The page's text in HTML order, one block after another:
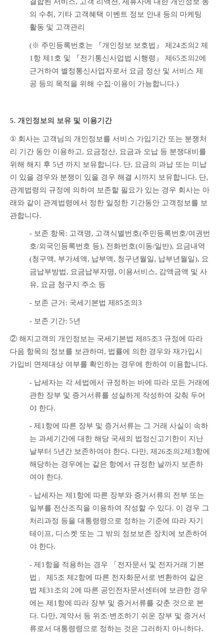
의 수취, 기타 고객혜택 이벤트 정보 안내 등의 마케팅
활동 및 고객관리
(※ 주민등록번호는 『개인정보 보호법』 제24조의2 제
1항 제1호 및 『전기통신사업법 시행령』 제65조의2에
근거하여 별정통신사업자로서 요금 정산 및 서비스 제
공 등의 목적을 위해 수집·이용이 가능합니다.)
5. 개인정보의 보유 및 이용기간
① 회사는 고객님의 개인정보를 서비스 가입기간 또는 분쟁처
리 기간 동안 이용하고, 요금정산, 요금과 오납 등 분쟁대비를
위해 해지 후 5년 까지 보유합니다. 단, 요금의 과납 또는 미납
이 있을 경우와 분쟁이 있을 경우 해결 시까지 보유합니다. 단,
관계법령의 규정에 의하여 보존할 필요가 있는 경우 회사는 아
래와 같이 관계법령에서 정한 일정한 기간동안 고객정보를 보
관합니다.
- 보존 항목: 고객명, 고객식별번호(주민등록번호/여권번
호/외국인등록번호 등), 전화번호(이동/일반), 요금내역
(청구액, 부가세액, 납부액, 청구년월일, 납부년월일), 요
금납부방법, 요금납부자명, 이용서비스, 감액금액 및 사
유, 요금 청구지 주소 등
- 보존 근거: 국세기본법 제85조의3
- 보존 기간: 5년
② 해지고객의 개인정보는 국세기본법 제85조3 규정에 따라
다음 항목의 정보를 보관하며, 법률에 의한 경우와 재가입시
가입비 면제대상 여부를 확인하는 경우에 한하여 이용합니다.
- 납세자는 각 세법에서 규정하는 바에 따라 모든 거래에
관한 장부 및 증거서류를 성실하게 작성하여 갖춰 두어
야 한다.
- 제1항에 따른 장부 및 증거서류는 그 거래 사실이 속하
는 과세기간에 대한 해당 국세의 법정신고기한이 지난
날부터 5년간 보존하여야 한다. 다만, 제26조의2제3항에
해당하는 경우에는 같은 항에서 규정한 날까지 보존하
여야 한다.
- 납세자는 제1항에 따른 장부와 증거서류의 전부 또는
일부를 전산조직을 이용하여 작성할 수 있다. 이 경우 그
처리과정 등을 대통령령으로 정하는 기준에 따라 자기
테이프, 디스켓 또는 그 밖의 정보보존 장치에 보존하여
야 한다.
- 제1항을 적용하는 경우 「전자문서 및 전자거래 기본
법」 제5조 제2항에 따른 전자화문서로 변환하여 같은
법 제31조의 2에 따른 공인전자문서센터에 보관한 경우
에는 제1항에 따라 장부 및 증거서류를 갖춘 것으로 본
다. 다만, 계약서 등 위조∙변조하기 쉬운 장부 및 증거서
류로서 대통령령으로 정하는 것은 그러하지 아니하다.